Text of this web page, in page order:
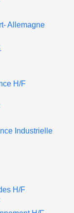
Allemagne
H/F
Industrielle
H/F